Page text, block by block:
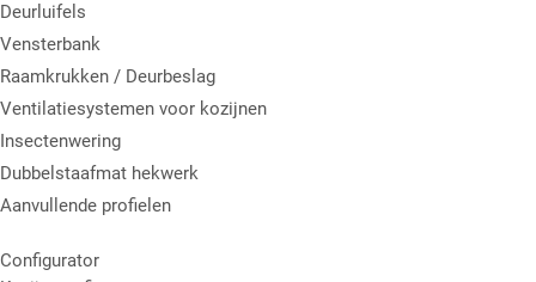
Deurluifels
Vensterbank
Raamkrukken / Deurbeslag
Ventilatiesystemen voor kozijnen
Insectenwering
Dubbelstaafmat hekwerk
Aanvullende profielen
Configurator